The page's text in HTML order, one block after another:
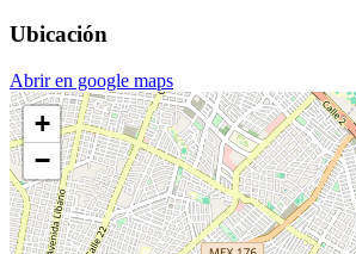
Ubicación
Abrir en google maps
+
−